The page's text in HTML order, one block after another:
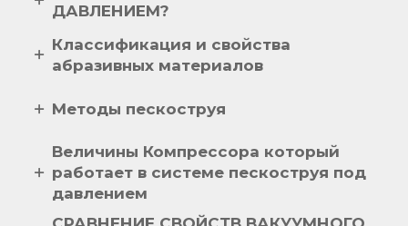
ДАВЛЕНИЕМ?
Классификация и свойства
абразивных материалов
Методы пескоструя
Величины Компрессора который
работает в системе пескоструя под
давлением